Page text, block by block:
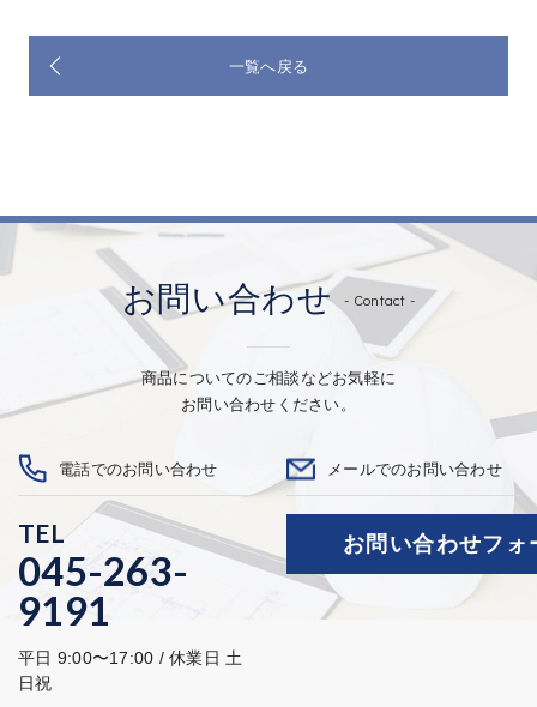
一覧へ戻る
お問い合わせ - Contact -
商品についてのご相談などお気軽に
お問い合わせください。
電話でのお問い合わせ
TEL
045-263-
9191
平日 9:00〜17:00 / 休業日 土
日祝
メールでのお問い合わせ
お問い合わせフォ